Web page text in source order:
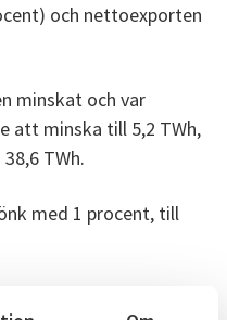
och nettoexporten
minskat och var
att minska till 5,2 TWh,
TWh.
med 1 procent, till